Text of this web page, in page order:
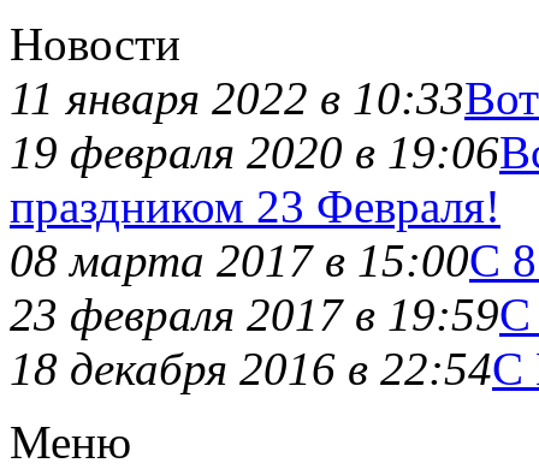
Новости
11 января 2022 в 10:33
19 февраля 2020 в 19:06
праздником 23 Февраля!
08 марта 2017 в 15:00С
23 февраля 2017 в 19:59С
18 декабря 2016 в 22:54С
Меню